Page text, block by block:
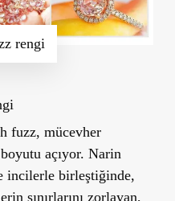
rengi
fuzz, mücevher
açıyor. Narin
incilerle birleştiğinde,
sınırlarını zorlayan,